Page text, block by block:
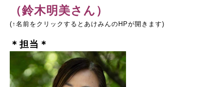
（鈴木明美さん）
(↑名前をクリックするとあけみんのHPが開きます)
＊担当＊